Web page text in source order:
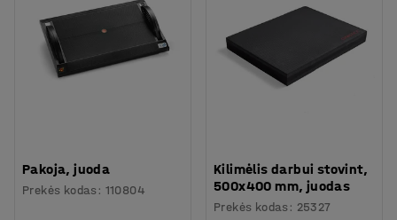
Pakoja, juoda
Prekės kodas : 110804
Kilimėlis darbui stovint,
500x400 mm, juodas
Prekės kodas : 25327